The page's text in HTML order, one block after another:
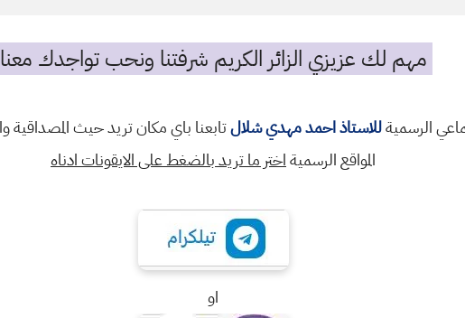
مهم لك عزيزي الزائر الكريم شرفتنا ونحب تواجدك معنا
الرسميةللاستاذ احمد مهدي شلالتابعنا باي مكان تريد حيث المصداقية
المواقع الرسميةاختر ما تريد بالضغط على الايقونات ادناه
او